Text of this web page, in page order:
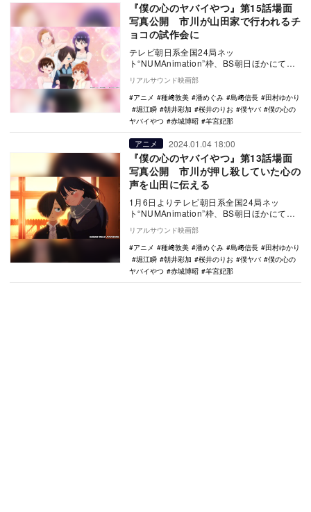
『僕の心のヤバイやつ』第15話場面
写真公開 市川が山田家で行われるチ
ョコの試作会に
テレビ朝日系全国24局ネッ
ト“NUMAnimation”枠、BS朝日ほかにて放
送中のTVアニメ『僕の心のヤバイやつ』第
15話（第…
リアルサウンド映画部
アニメ
種﨑敦美 潘めぐみ 島﨑信長
田村ゆかり
堀江瞬
朝井彩加 桜井のりお 僕ヤバ
僕の心の
ヤバイやつ
赤城博昭 羊宮妃那
アニメ 2024.01.04 18:00
『僕の心のヤバイやつ』第13話場面
写真公開 市川が押し殺していた心の
声を山田に伝える
1月6日よりテレビ朝日系全国24局ネッ
ト“NUMAnimation”枠、BS朝日ほかにて放
送されるTVアニメ『僕の心のヤバイやつ…
リアルサウンド映画部
アニメ
種﨑敦美 潘めぐみ 島﨑信長
田村ゆかり
堀江瞬
朝井彩加 桜井のりお 僕ヤバ
僕の心の
ヤバイやつ
赤城博昭 羊宮妃那